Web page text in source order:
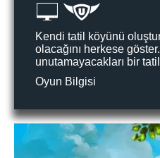
Kendi tatil köyünü
olacağını herkese
unutamayacakları bir
Oyun Bilgisi